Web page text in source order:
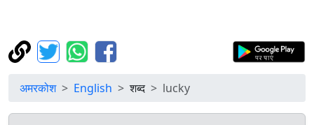
अमरकोश English शब्द lucky